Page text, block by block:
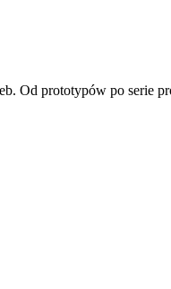
Od prototypów po serie